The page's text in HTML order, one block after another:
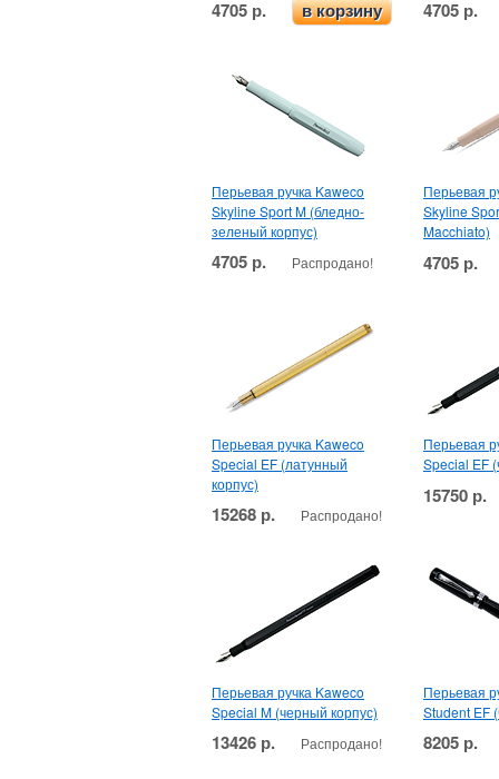
4705 р. в корзину 4705 р.
Перьевая ручка Kaweco
Skyline Sport M (бледно-
зеленый корпус)
4705 р. Распродано!
Перьевая
Skyline
Macchiato)
4705 р.
Перьевая ручка Kaweco
Special EF (латунный
корпус)
15268 р. Распродано!
Перьевая
Special EF
15750 р.
Перьевая ручка Kaweco
Special M (черный корпус)
13426 р. Распродано!
Перьевая
Student EF
8205 р.